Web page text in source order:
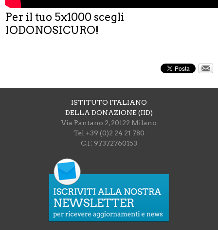
Per il tuo 5x1000 scegli
IODONOSICURO!
ISTITUTO ITALIANO
DELLA DONAZIONE (IID)
Via Pantano 2, 20122 Milano
Tel +39 (0)2 24 21 780
C.F. 97372760153